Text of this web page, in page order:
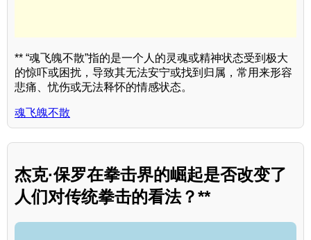
** “魂飞魄不散”指的是一个人的灵魂或精神状态受到极大
的惊吓或困扰，导致其无法安宁或找到归属，常用来形容
悲痛、忧伤或无法释怀的情感状态。
魂飞魄不散
杰克·保罗在拳击界的崛起是否改变了
人们对传统拳击的看法？**